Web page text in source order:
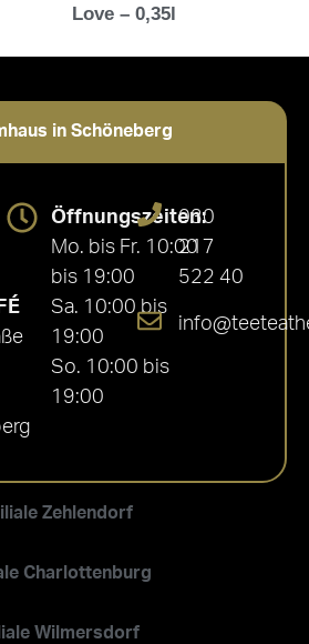
Love – 0,35l
in Schöneberg
Zehlendorf
Charlottenburg
Wilmersdorf
Öffnungszeiten:
Mo. bis Fr. 10:00
bis 19:00
Sa. 10:00 bis
19:00
So. 10:00 bis
19:00
030
217
522 40